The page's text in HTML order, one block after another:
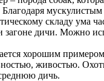
складу ума
дичи. Можно
хорошим
живостью.
дичь.